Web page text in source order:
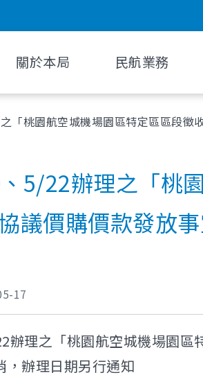
關於本局 民航業務
「桃園航空城機場園區特定區區段徵
5/22辦理之「桃
議價購價款發放
17
辦理之「桃園航空城機場園區
，辦理日期另行通知